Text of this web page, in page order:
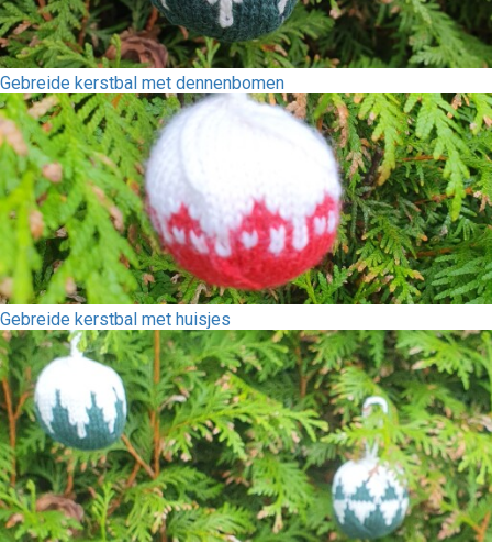
Gebreide kerstbal met dennenbomen
Gebreide kerstbal met huisjes